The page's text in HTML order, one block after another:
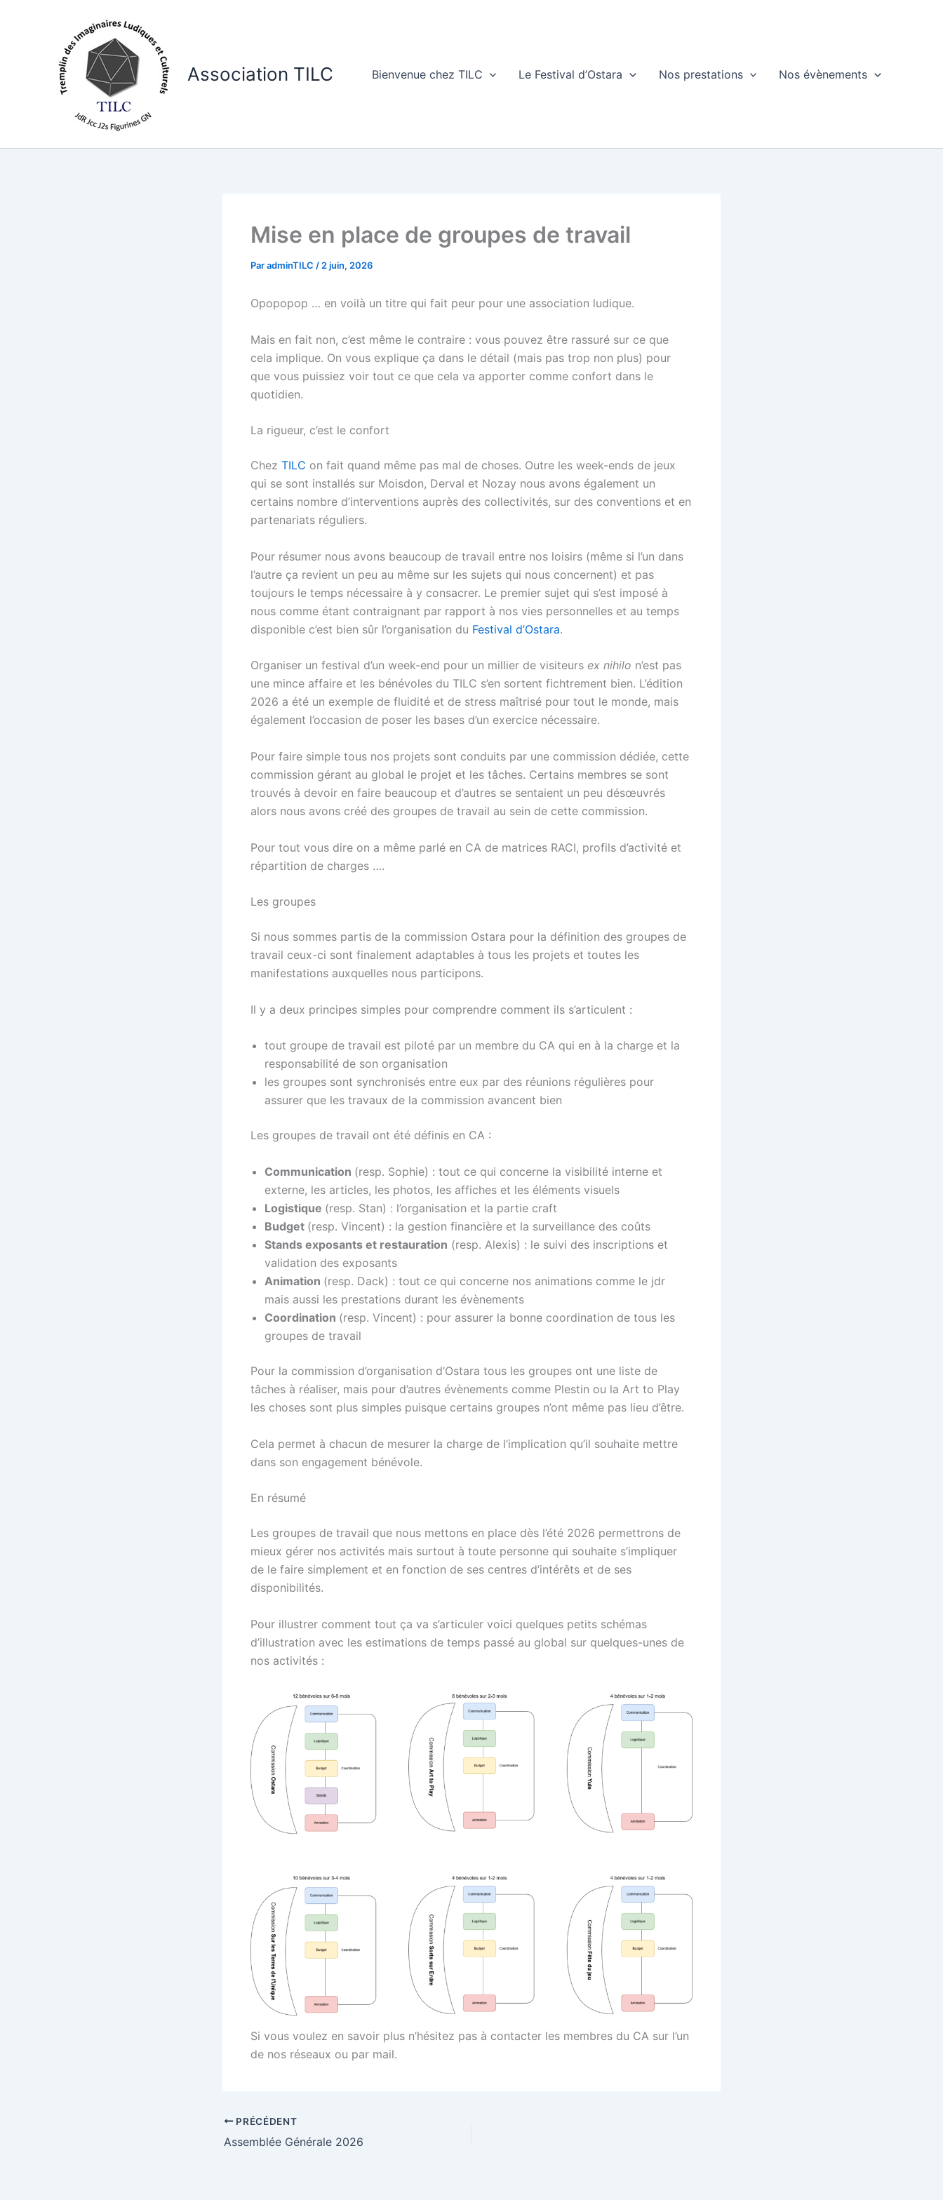
Association TILC Bienvenue chez TILC Le Festival d’Ostara Nos prestations Nos évènements
Mise en place de groupes de travail
ParadminTILC / 2 juin, 2026
Opopopop … en voilà un titre qui fait peur pour une association ludique.
Mais en fait non, c’est même le contraire : vous pouvez être rassuré sur ce que
cela implique. On vous explique ça dans le détail (mais pas trop non plus) pour
que vous puissiez voir tout ce que cela va apporter comme confort dans le
quotidien.
La rigueur, c’est le confort
Chez TILC on fait quand même pas mal de choses. Outre les week-ends de jeux
qui se sont installés sur Moisdon, Derval et Nozay nous avons également un
certains nombre d’interventions auprès des collectivités, sur des conventions et en
partenariats réguliers.
Pour résumer nous avons beaucoup de travail entre nos loisirs (même si l’un dans
l’autre ça revient un peu au même sur les sujets qui nous concernent) et pas
toujours le temps nécessaire à y consacrer. Le premier sujet qui s’est imposé à
nous comme étant contraignant par rapport à nos vies personnelles et au temps
disponible c’est bien sûr l’organisation du Festival d’Ostara.
Organiser un festival d’un week-end pour un millier de visiteurs ex nihilo n’est pas
une mince affaire et les bénévoles du TILC s’en sortent fichtrement bien. L’édition
2026 a été un exemple de fluidité et de stress maîtrisé pour tout le monde, mais
également l’occasion de poser les bases d’un exercice nécessaire.
Pour faire simple tous nos projets sont conduits par une commission dédiée, cette
commission gérant au global le projet et les tâches. Certains membres se sont
trouvés à devoir en faire beaucoup et d’autres se sentaient un peu désœuvrés
alors nous avons créé des groupes de travail au sein de cette commission.
Pour tout vous dire on a même parlé en CA de matrices RACI, profils d’activité et
répartition de charges ….
Les groupes
Si nous sommes partis de la commission Ostara pour la définition des groupes de
travail ceux-ci sont finalement adaptables à tous les projets et toutes les
manifestations auxquelles nous participons.
Il y a deux principes simples pour comprendre comment ils s’articulent :
tout groupe de travail est piloté par un membre du CA qui en à la charge et la
responsabilité de son organisation
les groupes sont synchronisés entre eux par des réunions régulières pour
assurer que les travaux de la commission avancent bien
Les groupes de travail ont été définis en CA :
Communication (resp. Sophie) : tout ce qui concerne la visibilité interne et
externe, les articles, les photos, les affiches et les éléments visuels
Logistique (resp. Stan) : l’organisation et la partie craft
Budget (resp. Vincent) : la gestion financière et la surveillance des coûts
Stands exposants et restauration (resp. Alexis) : le suivi des inscriptions et
validation des exposants
Animation (resp. Dack) : tout ce qui concerne nos animations comme le jdr
mais aussi les prestations durant les évènements
Coordination (resp. Vincent) : pour assurer la bonne coordination de tous les
groupes de travail
Pour la commission d’organisation d’Ostara tous les groupes ont une liste de
tâches à réaliser, mais pour d’autres évènements comme Plestin ou la Art to Play
les choses sont plus simples puisque certains groupes n’ont même pas lieu d’être.
Cela permet à chacun de mesurer la charge de l’implication qu’il souhaite mettre
dans son engagement bénévole.
En résumé
Les groupes de travail que nous mettons en place dès l’été 2026 permettrons de
mieux gérer nos activités mais surtout à toute personne qui souhaite s’impliquer
de le faire simplement et en fonction de ses centres d’intérêts et de ses
disponibilités.
Pour illustrer comment tout ça va s’articuler voici quelques petits schémas
d’illustration avec les estimations de temps passé au global sur quelques-unes de
nos activités :
Si vous voulez en savoir plus n’hésitez pas à contacter les membres du CA sur l’un
de nos réseaux ou par mail.
PRÉCÉDENT
Assemblée Générale 2026